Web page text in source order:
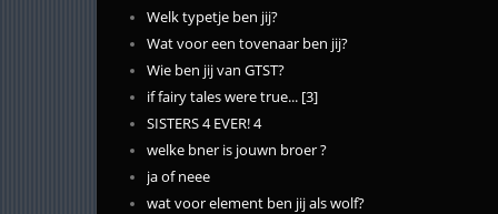
Welk typetje ben jij?
Wat voor een tovenaar ben jij?
Wie ben jij van GTST?
if fairy tales were true... [3]
SISTERS 4 EVER! 4
welke bner is jouwn broer ?
ja of neee
wat voor element ben jij als wolf?